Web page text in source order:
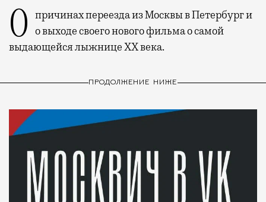
О причинах переезда из Москвы в Петербург и о выходе своего нового фильма о самой
выдающейся лыжнице XX века.
ПРОДОЛЖЕНИЕ НИЖЕ